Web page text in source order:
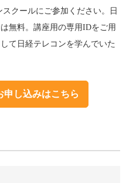
クールにご参加ください。日
無料。講座用の専用IDをご用
て日経テレコンを学んでいた
申し込みはこちら